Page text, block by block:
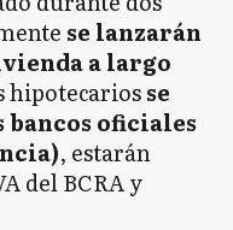
se lanzarán
a largo
hipotecariosse
oficiales
, estarán
del BCRA y